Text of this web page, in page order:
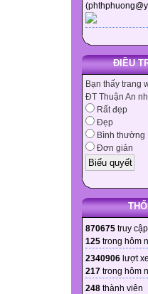
ĐIỀU
Bạn thấy trang
ĐT Thuận An
Rất đẹp
Đẹp
Bình thường
Đơn giản
870675 truy
125 trong hôm
2340906 lượt
217 trong hôm
248 thành viên